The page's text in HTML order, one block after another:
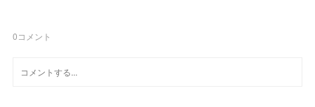
0コメント